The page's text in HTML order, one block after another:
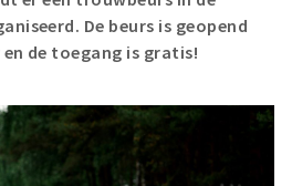
De beurs is geopend
de toegang is gratis!